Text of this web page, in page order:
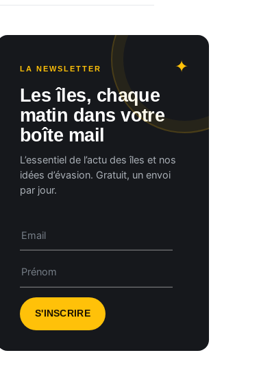
LA NEWSLETTER
Les îles, chaque
matin dans votre
boîte mail
L’essentiel de l’actu des îles et nos
idées d’évasion. Gratuit, un envoi
par jour.